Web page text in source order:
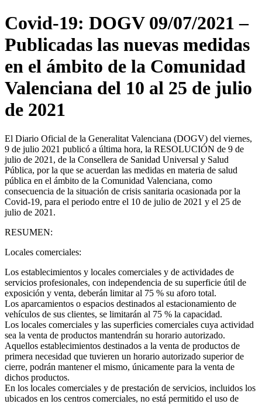
Covid-19: DOGV 09/07/2021 –
Publicadas las nuevas medidas
en el ámbito de la Comunidad
Valenciana del 10 al 25 de julio
de 2021
El Diario Oficial de la Generalitat Valenciana (DOGV) del viernes,
9 de julio 2021 publicó a última hora, la RESOLUCIÓN de 9 de
julio de 2021, de la Consellera de Sanidad Universal y Salud
Pública, por la que se acuerdan las medidas en materia de salud
pública en el ámbito de la Comunidad Valenciana, como
consecuencia de la situación de crisis sanitaria ocasionada por la
Covid-19, para el periodo entre el 10 de julio de 2021 y el 25 de
julio de 2021.
RESUMEN:
Locales comerciales:
Los establecimientos y locales comerciales y de actividades de
servicios profesionales, con independencia de su superficie útil de
exposición y venta, deberán limitar al 75 % su aforo total.
Los aparcamientos o espacios destinados al estacionamiento de
vehículos de sus clientes, se limitarán al 75 % la capacidad.
Los locales comerciales y las superficies comerciales cuya actividad
sea la venta de productos mantendrán su horario autorizado.
Aquellos establecimientos destinados a la venta de productos de
primera necesidad que tuvieren un horario autorizado superior de
cierre, podrán mantener el mismo, únicamente para la venta de
dichos productos.
En los locales comerciales y de prestación de servicios, incluidos los
ubicados en los centros comerciales, no está permitido el uso de